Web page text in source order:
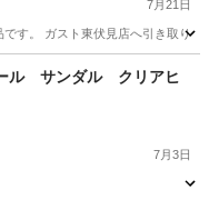
7月21日
です。 ガスト東伏見店へ引き取り
ル サンダル クリアヒ
7月3日